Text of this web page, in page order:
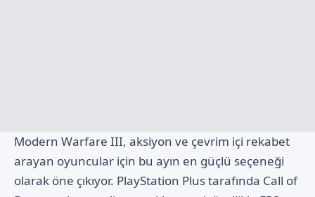
Modern Warfare III, aksiyon ve çevrim içi rekabet
arayan oyuncular için bu ayın en güçlü seçeneği
olarak öne çıkıyor. PlayStation Plus tarafında Call of